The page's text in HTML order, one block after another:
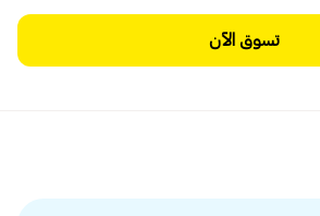
تسوق الآن